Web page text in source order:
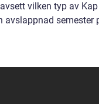
vilken typ av
semester